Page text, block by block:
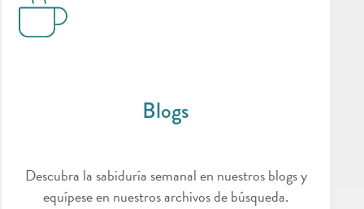
Blogs
Descubra la sabiduría semanal en nuestros blogs y
equípese en nuestros archivos de búsqueda.